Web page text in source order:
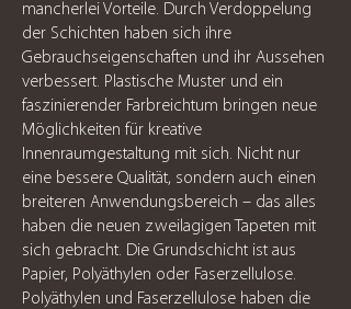
mancherlei Vorteile. Durch Verdoppelung
der Schichten haben sich ihre
Gebrauchseigenschaften und ihr Aussehen
verbessert. Plastische Muster und ein
faszinierender Farbreichtum bringen neue
Möglichkeiten für kreative
Innenraumgestaltung mit sich. Nicht nur
eine bessere Qualität, sondern auch einen
breiteren Anwendungsbereich – das alles
haben die neuen zweilagigen Tapeten mit
sich gebracht. Die Grundschicht ist aus
Papier, Polyäthylen oder Faserzellulose.
Polyäthylen und Faserzellulose haben die